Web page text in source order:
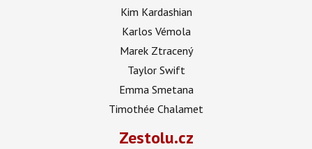
Kim Kardashian
Karlos Vémola
Marek Ztracený
Taylor Swift
Emma Smetana
Timothée Chalamet
Zestolu.cz